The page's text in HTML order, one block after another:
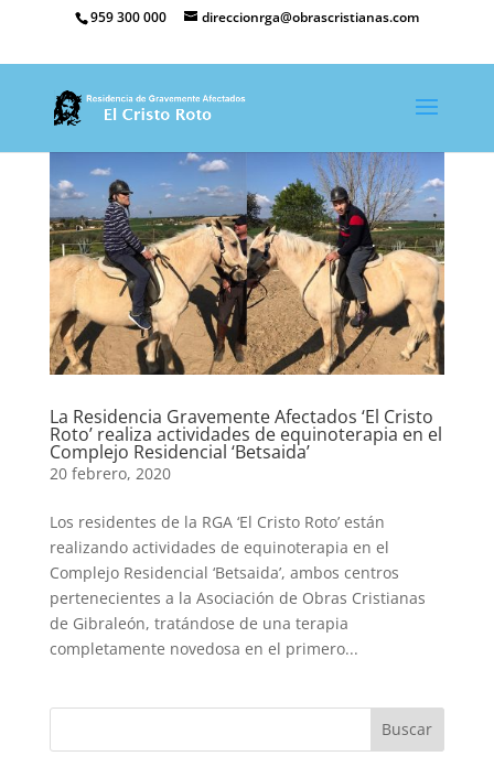
959 300 000 direccionrga@obrascristianas.com
La Residencia Gravemente Afectados ‘El Cristo
Roto’ realiza actividades de equinoterapia en el
Complejo Residencial ‘Betsaida’
20 febrero, 2020
Los residentes de la RGA ‘El Cristo Roto’ están
realizando actividades de equinoterapia en el
Complejo Residencial ‘Betsaida’, ambos centros
pertenecientes a la Asociación de Obras Cristianas
de Gibraleón, tratándose de una terapia
completamente novedosa en el primero...
Buscar